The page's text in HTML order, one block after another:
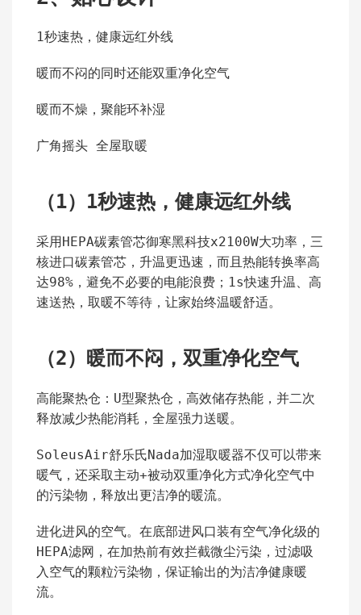
1秒速热，健康远红外线
暖而不闷的同时还能双重净化空气
暖而不燥，聚能环补湿
广角摇头 全屋取暖
（1） 1秒速热，健康远红外线
采用HEPA碳素管芯御寒黑科技x2100W大功率，三
核进口碳素管芯，升温更迅速，而且热能转换率高
达98%，避免不必要的电能浪费；1s快速升温、高
速送热，取暖不等待，让家始终温暖舒适。
（2） 暖而不闷，双重净化空气
高能聚热仓：U型聚热仓，高效储存热能，并二次
释放减少热能消耗，全屋强力送暖。
SoleusAir舒乐氏Nada加湿取暖器不仅可以带来
暖气，还采取主动+被动双重净化方式净化空气中
的污染物，释放出更洁净的暖流。
进化进风的空气。在底部进风口装有空气净化级的
HEPA滤网，在加热前有效拦截微尘污染，过滤吸
入空气的颗粒污染物，保证输出的为洁净健康暖
流。